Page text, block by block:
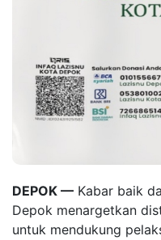
DEPOK — Kabar baik
Depok menargetkan
untuk mendukung